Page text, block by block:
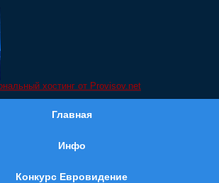
Главная
Инфо
Конкурс Евровидение